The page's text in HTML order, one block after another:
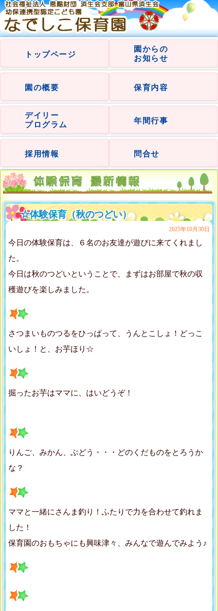
トップページ
園からの
お知らせ
園の概要 保育内容
デイリー
プログラム
年間行事
採用情報 問合せ
☆体験保育（秋のつどい）
2025年10月30日
今日の体験保育は、６名のお友達が遊びに来てくれまし
た。
今日は秋のつどいということで、まずはお部屋で秋の収
穫遊びを楽しみました。
さつまいものつるをひっぱって、うんとこしょ！どっこ
いしょ！と、お芋ほり☆
掘ったお芋はママに、はいどうぞ！
りんご、みかん、ぶどう・・・どのくだものをとろうか
な？
ママと一緒にさんま釣り！ふたりで力を合わせて釣れま
した！
保育園のおもちゃにも興味津々、みんなで遊んでみよう♪